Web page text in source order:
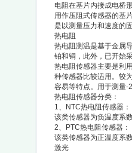
电阻在基片内接成电桥
用作压阻式传感器的基
是以测量压力和速度的
热电阻
热电阻测温是基于金属
铂和铜，此外，已开始
热电阻传感器主要是利
种传感器比较适用。较
容易等特点。用于测量
热电阻传感器分类：
1、NTC热电阻传感器：
该类传感器为负温度系
2、PTC热电阻传感器：
该类传感器为正温度系
激光